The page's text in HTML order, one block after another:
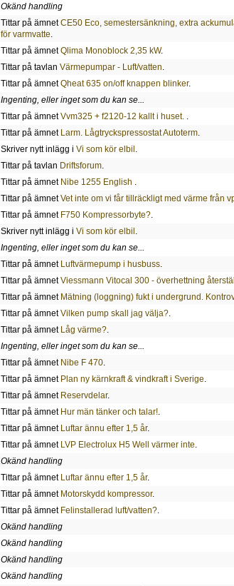
Okänd handling
Tittar på ämnetCE50 Eco, semestersänkning, extra
för varmvatte
Tittar på ämnetQlima Monoblock 2,35 kW.
Tittar på tavlan Värmepumpar - Luft/vatten
Tittar på ämnetQheat 635 on/off knappen blinker.
Ingenting, eller inget som du kan se...
Tittar på ämnetVvm325 + f2120-12 kallt i huset.
Tittar på ämnet Larm. Lågtryckspressostat Autoterm.
Skriver nytt inlägg i Vi som kör elbil
Tittar på tavlan Driftsforum.
Tittar på ämnet Nibe 1255 English
Tittar på ämnetVet inte om vi får tillräckligt med värme från
Tittar på ämnet F750 Kompressorbyte?.
Skriver nytt inlägg i Vi som kör elbil
Ingenting, eller inget som du kan se...
Tittar på ämnet Luftvärmepump i husbuss.
Tittar på ämnetViessmann Vitocal 300 - överhettning
Tittar på ämnet Mätning (loggning) fukt i undergrund.
Tittar på ämnetVilken pump skall jag välja?.
Tittar på ämnet Låg värme?.
Ingenting, eller inget som du kan se...
Tittar på ämnet Nibe F 470.
Tittar på ämnet Plan ny kärnkraft & vindkraft i Sverige
Tittar på ämnet Reservdelar.
Tittar på ämnet Hur män tänker och talar!.
Tittar på ämnet Luftar ännu efter 1,5 år.
Tittar på ämnet LVP Electrolux H5 Well värmer inte
Okänd handling
Tittar på ämnet Luftar ännu efter 1,5 år.
Tittar på ämnet Motorskydd kompressor.
Tittar på ämnet Felinstallerad luft/vatten?.
Okänd handling
Okänd handling
Okänd handling
Okänd handling